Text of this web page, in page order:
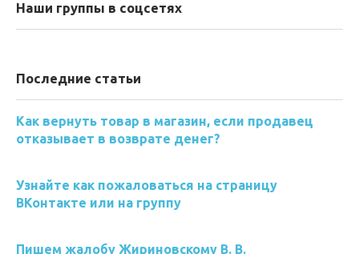
Наши группы в соцсетях
Последние статьи
Как вернуть товар в магазин, если продавец
отказывает в возврате денег?
Узнайте как пожаловаться на страницу
ВКонтакте или на группу
Пишем жалобу Жириновскому В. В.